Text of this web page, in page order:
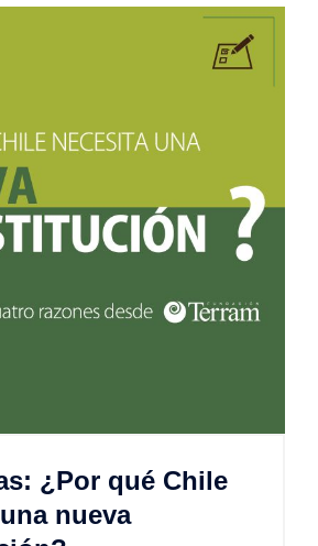
¿Por qué Chile
nueva